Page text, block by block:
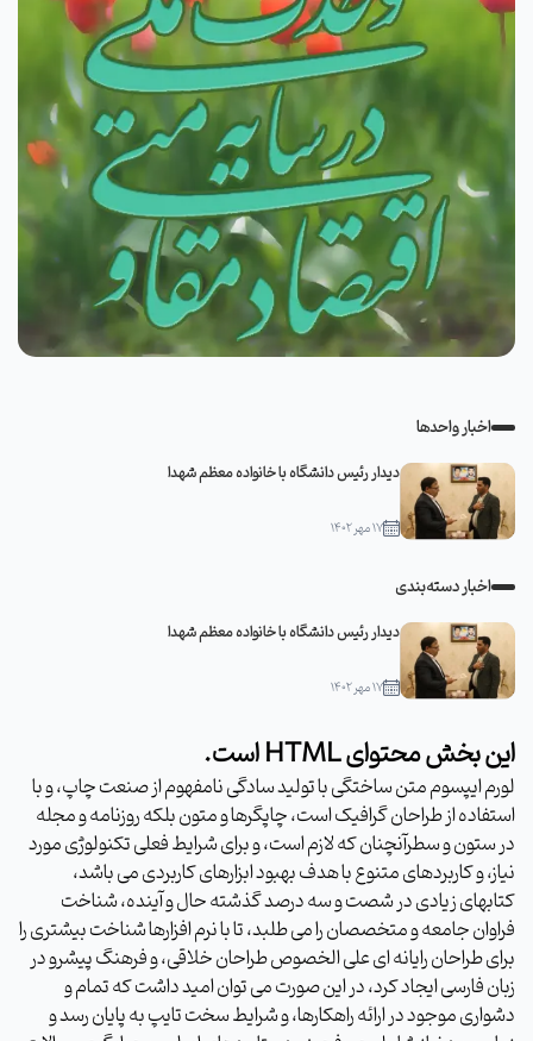
اخبار واحدها
دیدار رئیس دانشگاه با خانواده معظم شهدا
۱۷ مهر ۱۴۰۲
اخبار دسته‌بندی
دیدار رئیس دانشگاه با خانواده معظم شهدا
۱۷ مهر ۱۴۰۲
این بخش محتوای HTML است.
لورم ایپسوم متن ساختگی با تولید سادگی نامفهوم از صنعت چاپ، و با
استفاده از طراحان گرافیک است، چاپگرها و متون بلکه روزنامه و مجله
در ستون و سطرآنچنان که لازم است، و برای شرایط فعلی تکنولوژی مورد
نیاز، و کاربردهای متنوع با هدف بهبود ابزارهای کاربردی می باشد،
کتابهای زیادی در شصت و سه درصد گذشته حال و آینده، شناخت
فراوان جامعه و متخصصان را می طلبد، تا با نرم افزارها شناخت بیشتری را
برای طراحان رایانه ای علی الخصوص طراحان خلاقی، و فرهنگ پیشرو در
زبان فارسی ایجاد کرد، در این صورت می توان امید داشت که تمام و
دشواری موجود در ارائه راهکارها، و شرایط سخت تایپ به پایان رسد و